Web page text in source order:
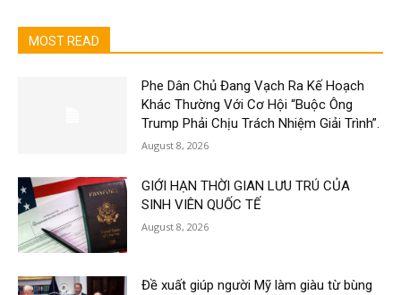
MOST READ
Phe Dân Chủ Đang Vạch Ra Kế Hoạch
Khác Thường Với Cơ Hội “Buộc Ông
Trump Phải Chịu Trách Nhiệm Giải Trình”.
August 8, 2026
GIỚI HẠN THỜI GIAN LƯU TRÚ CỦA
SINH VIÊN QUỐC TẾ
August 8, 2026
Đề xuất giúp người Mỹ làm giàu từ bùng